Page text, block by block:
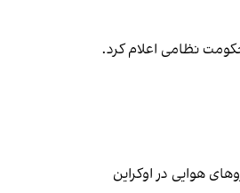
نظامی اعلام کرد.
هوایی در اوکراین